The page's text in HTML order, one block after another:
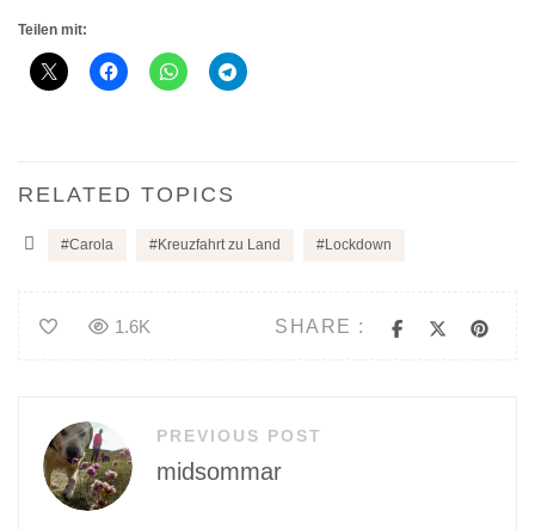
Teilen mit:
RELATED TOPICS
Carola Kreuzfahrt zu Land Lockdown
SHARE :
1.6K
Beitragsnavigation
PREVIOUS POST
midsommar